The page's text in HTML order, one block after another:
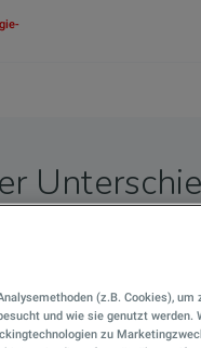
(z.B. Cookies), um
und wie sie genutzt werden.
zu